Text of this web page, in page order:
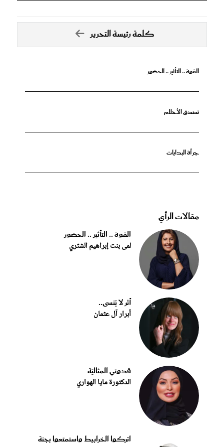
كلمة رئيسة التحرير
القوة .. التأثير .. الحضور
تصدق الأحلام
جرأة البدايات
مقالات الرأي
القوة .. التأثير .. الحضور
لمى بنت إبراهيم الشثري
أثر لا يُنسى..
أبرار آل عثمان
قدوتي المثاليّة
الدكتورة مايا الهواري
اتركوا الخرابيط واستمتعوا بجنة